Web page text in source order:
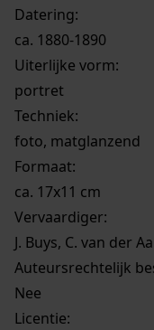
Datering:
ca. 1880-1890
Uiterlijke vorm:
portret
Techniek:
foto, matglanzend
Formaat:
ca. 17x11 cm
Vervaardiger:
J. Buys, C. van der Aa
Auteursrechtelijk
Nee
Licentie: